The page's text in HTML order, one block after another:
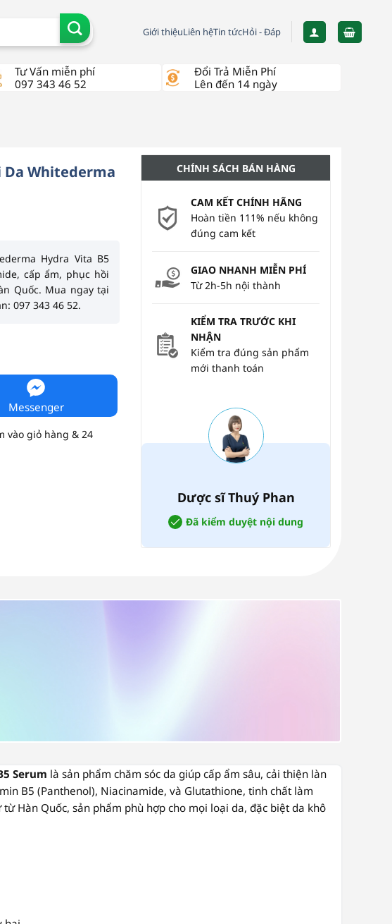
Giới thiệuLiên hệTin tứcHỏi - Đáp
Tư Vấn miễn phí
097 343 46 52
Đổi Trả Miễn Phí
Lên đến 14 ngày
Da Whitederma
Hydra Vita B5
, cấp ẩm, phục hồi
Quốc. Mua ngay tại
097 343 46 52.
Phục Hồi Da Whitederma Hydra Vita B5 Serum – 50ml số lượng
Messenger
vào giỏ hàng & 24
CHÍNH SÁCH BÁN HÀNG
CAM KẾT CHÍNH HÃNG
Hoàn tiền 111% nếu không
đúng cam kết
GIAO NHANH MIỄN PHÍ
Từ 2h-5h nội thành
KIỂM TRA TRƯỚC KHI
NHẬN
Kiểm tra đúng sản phẩm
mới thanh toán
Dược sĩ Thuý Phan
Đã kiểm duyệt nội dung
Serum là sản phẩm chăm sóc da giúp cấp ẩm sâu, cải thiện làn
B5 (Panthenol), Niacinamide, và Glutathione, tinh chất làm
Hàn Quốc, sản phẩm phù hợp cho mọi loại da, đặc biệt da khô